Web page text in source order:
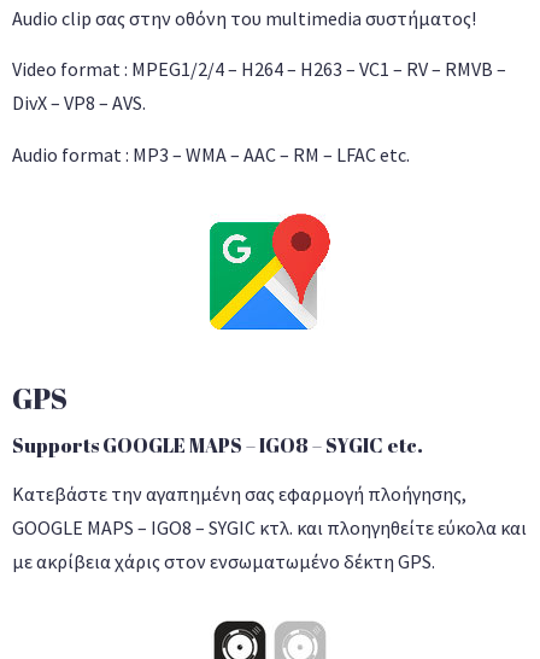
Audio clip σας στην οθόνη του multimedia συστήματος!
Video format : MPEG1/2/4 – H264 – H263 – VC1 – RV – RMVB –
DivX – VP8 – AVS.
Audio format : MP3 – WMA – AAC – RM – LFAC etc.
GPS
Supports GOOGLE MAPS – IGO8 – SYGIC etc.
Κατεβάστε την αγαπημένη σας εφαρμογή πλοήγησης,
GOOGLE MAPS – IGO8 – SYGIC κτλ. και πλοηγηθείτε εύκολα και
με ακρίβεια χάρις στον ενσωματωμένο δέκτη GPS.